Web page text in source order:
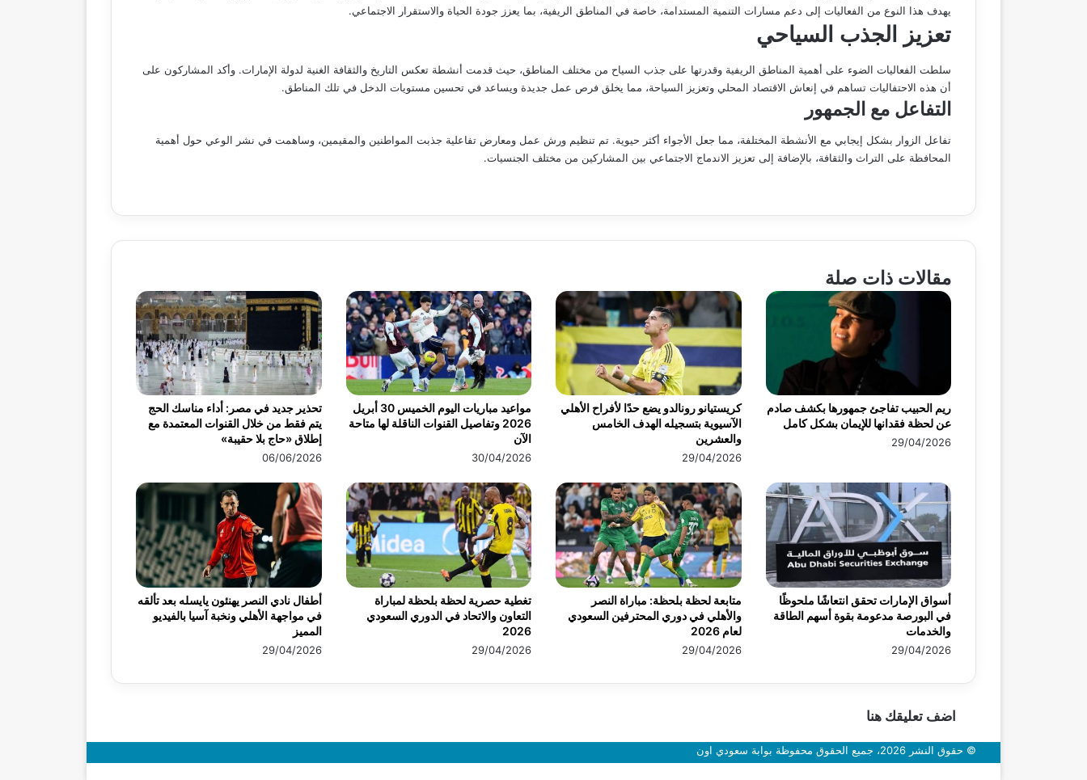
يهدف هذا النوع من الفعاليات إلى دعم مسارات التنمية المستدامة، خاصة في المناطق الريفية، بما يعزز جودة الحياة والاستقرار الاجتماعي.
تعزيز الجذب السياحي
سلطت الفعاليات الضوء على أهمية المناطق الريفية وقدرتها على جذب السياح من مختلف المناطق، حيث قدمت أنشطة تعكس التاريخ والثقافة الغنية لدولة الإمارات. وأكد المشاركون على
أن هذه الاحتفاليات تساهم في إنعاش الاقتصاد المحلي وتعزيز السياحة، مما يخلق فرص عمل جديدة ويساعد في تحسين مستويات الدخل في تلك المناطق.
التفاعل مع الجمهور
تفاعل الزوار بشكل إيجابي مع الأنشطة المختلفة، مما جعل الأجواء أكثر حيوية. تم تنظيم ورش عمل ومعارض تفاعلية جذبت المواطنين والمقيمين، وساهمت في نشر الوعي حول أهمية
المحافظة على التراث والثقافة، بالإضافة إلى تعزيز الاندماج الاجتماعي بين المشاركين من مختلف الجنسيات.
مقالات ذات صلة
تحذير جديد في مصر: أداء مناسك الحج
يتم فقط من خلال القنوات المعتمدة مع
إطلاق «حاج بلا حقيبة»
06/06/2026
مواعيد مباريات اليوم الخميس 30 أبريل
2026 وتفاصيل القنوات الناقلة لها متاحة
الآن
30/04/2026
كريستيانو رونالدو يضع حدًا لأفراح الأهلي
الآسيوية بتسجيله الهدف الخامس
والعشرين
29/04/2026
ريم الحبيب تفاجئ جمهورها بكشف صادم
عن لحظة فقدانها للإيمان بشكل كامل
29/04/2026
أطفال نادي النصر يهنئون يايسله بعد تألقه
في مواجهة الأهلي ونخبة آسيا بالفيديو
المميز
29/04/2026
تغطية حصرية لحظة بلحظة لمباراة
التعاون والاتحاد في الدوري السعودي
2026
29/04/2026
متابعة لحظة بلحظة: مباراة النصر
والأهلي في دوري المحترفين السعودي
لعام 2026
29/04/2026
أسواق الإمارات تحقق انتعاشًا ملحوظًا
في البورصة مدعومة بقوة أسهم الطاقة
والخدمات
29/04/2026
اضف تعليقك هنا
© حقوق النشر 2026، جميع الحقوق محفوظة بوابة سعودي اون